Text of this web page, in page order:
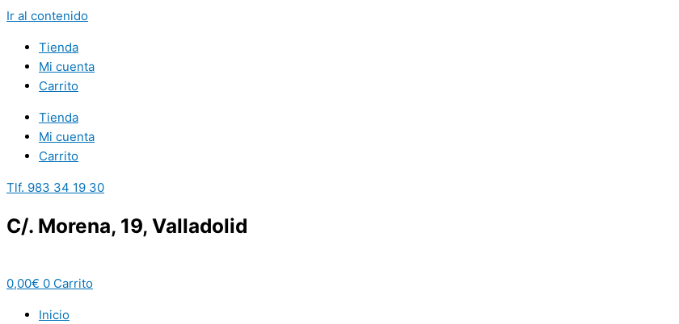
Ir al contenido
Tienda
Mi cuenta
Carrito
Tienda
Mi cuenta
Carrito
Tlf. 983 34 19 30
C/. Morena, 19, Valladolid
0,00€ 0 Carrito
Inicio